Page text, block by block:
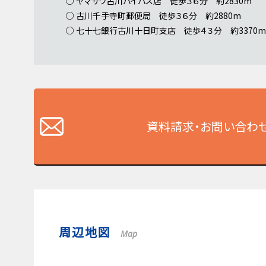
○ 古川千手寺町郵便局 徒歩３６分 約2880m
○ 七十七銀行古川十日町支店 徒歩４３分 約3370m
資料請求・お問い合わ
周辺地図 Map